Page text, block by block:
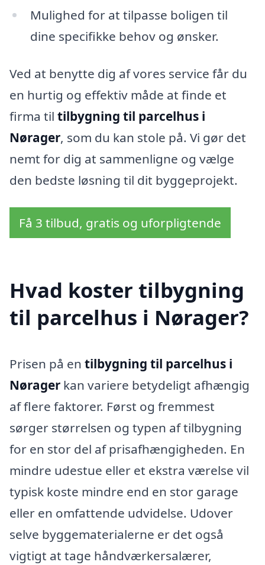
Mulighed for at tilpasse boligen til
dine specifikke behov og ønsker.
Ved at benytte dig af vores service får du
en hurtig og effektiv måde at finde et
firma til tilbygning til parcelhus i
Nørager, som du kan stole på. Vi gør det
nemt for dig at sammenligne og vælge
den bedste løsning til dit byggeprojekt.
Få 3 tilbud, gratis og uforpligtende
Hvad koster tilbygning
til parcelhus i Nørager?
Prisen på en tilbygning til parcelhus i
Nørager kan variere betydeligt afhængig
af flere faktorer. Først og fremmest
sørger størrelsen og typen af tilbygning
for en stor del af prisafhængigheden. En
mindre udestue eller et ekstra værelse vil
typisk koste mindre end en stor garage
eller en omfattende udvidelse. Udover
selve byggematerialerne er det også
vigtigt at tage håndværkersalærer,